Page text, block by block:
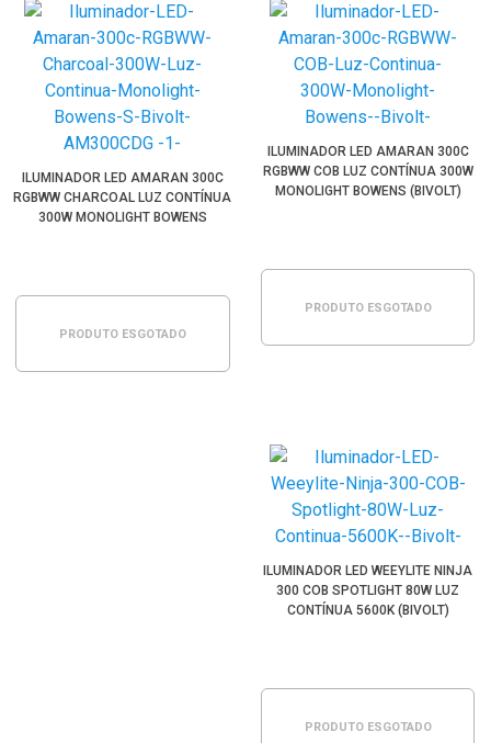
ILUMINADOR LED AMARAN 300C
RGBWW CHARCOAL LUZ CONTÍNUA
300W MONOLIGHT BOWENS
PRODUTO ESGOTADO
ILUMINADOR LED AMARAN 300C
RGBWW COB LUZ CONTÍNUA 300W
MONOLIGHT BOWENS (BIVOLT)
PRODUTO ESGOTADO
ILUMINADOR LED WEEYLITE NINJA
300 COB SPOTLIGHT 80W LUZ
CONTÍNUA 5600K (BIVOLT)
PRODUTO ESGOTADO